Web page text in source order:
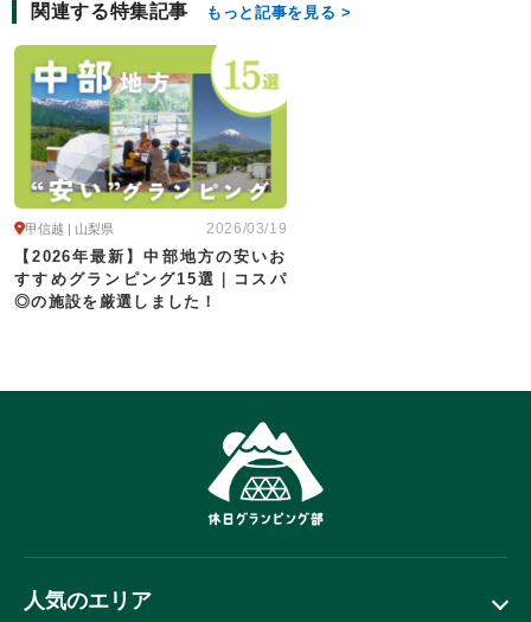
関連する特集記事 もっと記事を見る
2026/03/19
甲信越 | 山梨県
【2026年最新】中部地方の安いお
すすめグランピング15選｜コスパ
◎の施設を厳選しました！
人気のエリア